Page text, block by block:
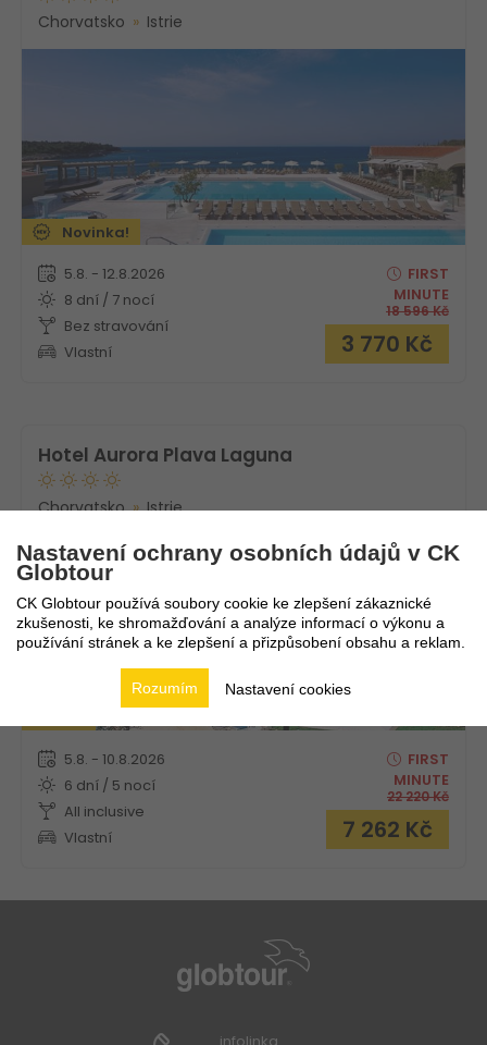
Chorvatsko Istrie
Novinka!
5.8. - 12.8.2026
8 dní / 7 nocí
Bez stravování
Vlastní
FIRST
MINUTE
18 596Kč
3 770 Kč
Hotel Aurora Plava Laguna
Chorvatsko Istrie
5.8. - 10.8.2026
6 dní / 5 nocí
All inclusive
Vlastní
FIRST
MINUTE
22 220Kč
7 262 Kč
Nastavení ochrany osobních údajů v CK
Globtour
CK Globtour používá soubory cookie ke zlepšení zákaznické
zkušenosti, ke shromažďování a analýze informací o výkonu a
používání stránek a ke zlepšení a přizpůsobení obsahu a reklam.
Nastavení cookies
Rozumím